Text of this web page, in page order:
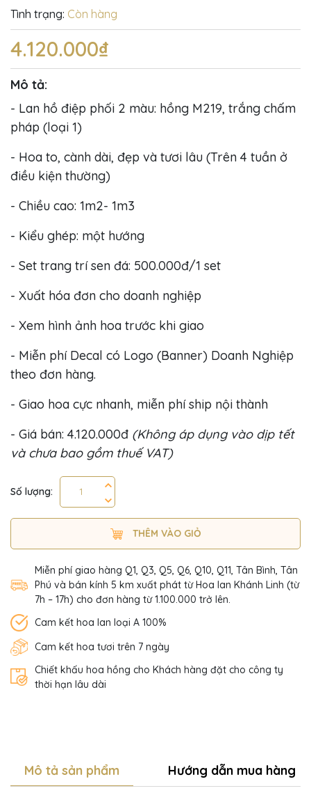
Tình trạng: Còn hàng
4.120.000₫
Mô tả:
- Lan hồ điệp phối 2 màu: hồng M219, trắng chấm
pháp (loại 1)
- Hoa to, cành dài, đẹp và tươi lâu (Trên 4 tuần ở
điều kiện thường)
- Chiều cao: 1m2- 1m3
- Kiểu ghép: một hướng
- Set trang trí sen đá: 500.000đ/1 set
- Xuất hóa đơn cho doanh nghiệp
- Xem hình ảnh hoa trước khi giao
- Miễn phí Decal có Logo (Banner) Doanh Nghiệp
theo đơn hàng.
- Giao hoa cực nhanh, miễn phí ship nội thành
- Giá bán: 4.120.000đ (Không áp dụng vào dịp tết
và chưa bao gồm thuế VAT)
Số lượng:
THÊM VÀO GIỎ
Miễn phí giao hàng Q1, Q3, Q5, Q6, Q10, Q11, Tân Bình, Tân
Phú và bán kính 5 km xuất phát từ Hoa lan Khánh Linh (từ
7h – 17h) cho đơn hàng từ 1.100.000 trở lên.
Cam kết hoa lan loại A 100%
Cam kết hoa tươi trên 7 ngày
Chiết khấu hoa hồng cho Khách hàng đặt cho công ty
thời hạn lâu dài
Mô tả sản phẩm Hướng dẫn mua hàng